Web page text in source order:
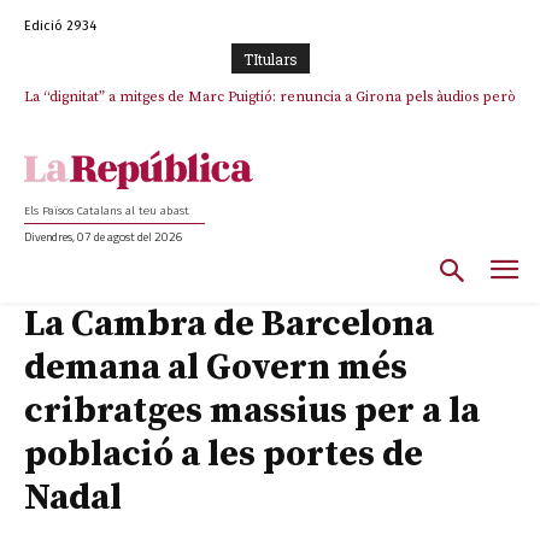
Edició 2934
TItulars
La “dignitat” a mitges de Marc Puigtió: renuncia a Girona pels àudios però
Els Països Catalans al teu abast
Divendres, 07 de agost del 2026
La Cambra de Barcelona
demana al Govern més
cribratges massius per a la
població a les portes de
Nadal